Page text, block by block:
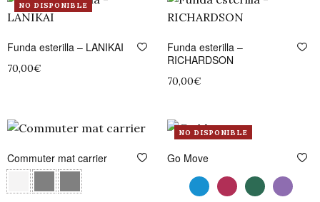
NO DISPONIBLE
Funda esterilla – LANIKAI
70,00€
Funda esterilla –
RICHARDSON
70,00€
Commuter mat carrier
NO DISPONIBLE
Go Move